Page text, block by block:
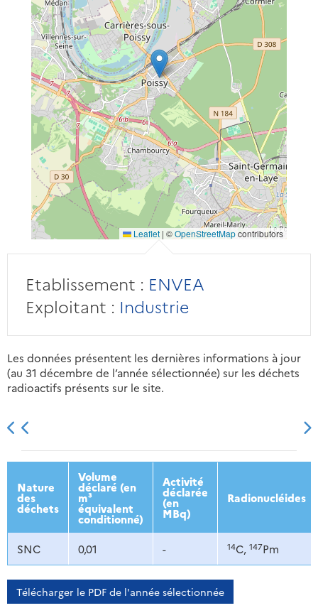
Leaflet | ©OpenStreetMapcontributors
Etablissement : ENVEA
Exploitant : Industrie
Les données présentent les dernières informations à jour
(au 31 décembre de l’année sélectionnée) sur les déchets
radioactifs présents sur le site.
2013 2014 2015 2016
Nature
des
déchets
Volume
déclaré (en
m³
équivalent
conditionné)
Activité
déclarée
(en
MBq)
Radionucléides
SNC 0,01 - 14C, 147Pm
Télécharger le PDF de l'année sélectionnée